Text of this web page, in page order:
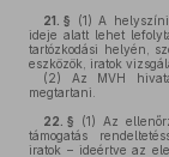
21. § (1) A
ideje alatt lehet
tartózkodási helyén,
eszközök, iratok
(2) Az MVH
megtartani.
22. § (1) Az
támogatás
iratok – ideértve az